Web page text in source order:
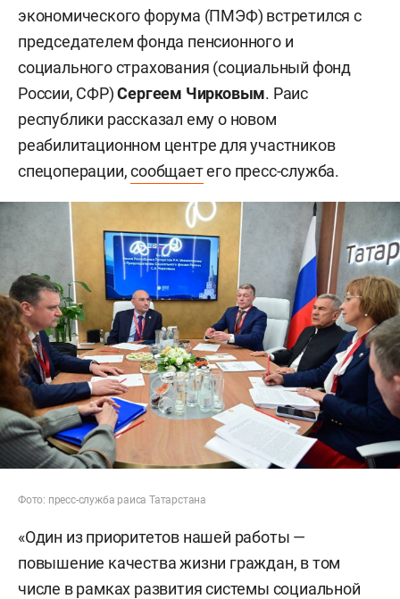
экономического форума (ПМЭФ) встретился с
председателем фонда пенсионного и
социального страхования (социальный фонд
России, СФР)Сергеем Чирковым. Раис
республики рассказал ему о новом
реабилитационном центре для участников
спецоперации,сообщаетего пресс-служба.
Фото: пресс-служба раиса Татарстана
«Один из приоритетов нашей работы —
повышение качества жизни граждан, в том
числе в рамках развития системы социальной